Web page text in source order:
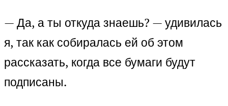
— Да, а ты откуда знаешь? — удивилась
я, так как собиралась ей об этом
рассказать, когда все бумаги будут
подписаны.